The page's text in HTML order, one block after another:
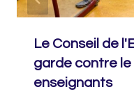
Le Conseil de
garde contre le
enseignants